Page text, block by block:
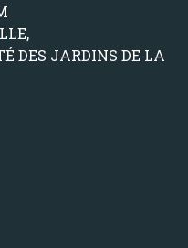
DES JARDINS DE LA